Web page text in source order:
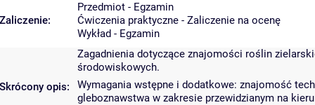
Zaliczenie:
Przedmiot - Egzamin
Ćwiczenia praktyczne - Zaliczenie na ocenę
Wykład - Egzamin
Skrócony opis:
Zagadnienia dotyczące znajomości roślin
środowiskowych.
Wymagania wstępne i dodatkowe: znajomość
gleboznawstwa w zakresie przewidzianym na